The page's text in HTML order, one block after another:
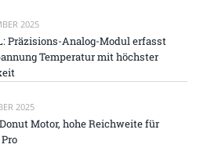
2025
Präzisions-Analog-Modul erfasst
Temperatur mit höchster
2025
Motor, hohe Reichweite für